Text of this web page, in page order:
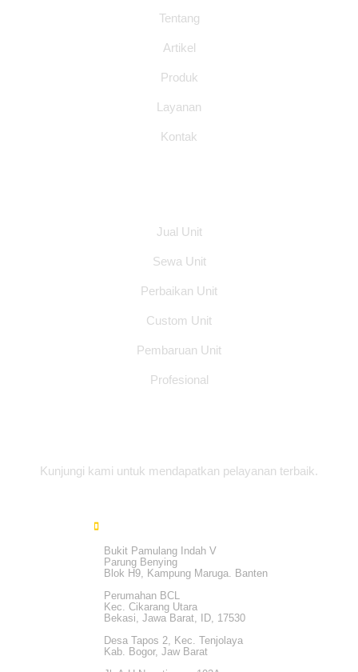
Tentang
Artikel
Produk
Layanan
Kontak
Jual Unit
Sewa Unit
Perbaikan Unit
Custom Unit
Pembaruan Unit
Profesional
Kunjungi kami untuk mendapatkan pelayanan terbaik.
Bukit Pamulang Indah V
Parung Benying
Blok H9, Kampung Maruga. Banten
Perumahan BCL
Kec. Cikarang Utara
Bekasi, Jawa Barat, ID, 17530
Desa Tapos 2, Kec. Tenjolaya
Kab. Bogor, Jaw Barat